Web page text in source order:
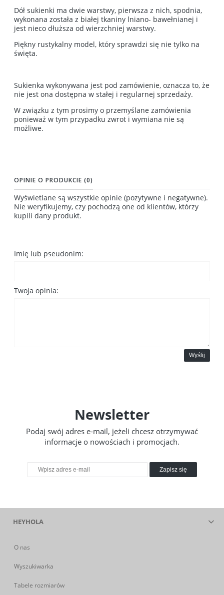
Dół sukienki ma dwie warstwy, pierwsza z nich, spodnia,
wykonana została z białej tkaniny lniano- bawełnianej i
jest nieco dłuższa od wierzchniej warstwy.
Piękny rustykalny model, który sprawdzi się nie tylko na
święta.
Sukienka wykonywana jest pod zamówienie, oznacza to, że
nie jest ona dostępna w stałej i regularnej sprzedaży.
W związku z tym prosimy o przemyślane zamówienia
ponieważ w tym przypadku zwrot i wymiana nie są
możliwe.
OPINIE O PRODUKCIE (0)
Wyświetlane są wszystkie opinie (pozytywne i negatywne).
Nie weryfikujemy, czy pochodzą one od klientów, którzy
kupili dany produkt.
Imię lub pseudonim:
Twoja opinia:
Wyślij
Newsletter
Podaj swój adres e-mail, jeżeli chcesz otrzymywać
informacje o nowościach i promocjach.
Zapisz się
HEYHOLA
O nas
Wyszukiwarka
Tabele rozmiarów